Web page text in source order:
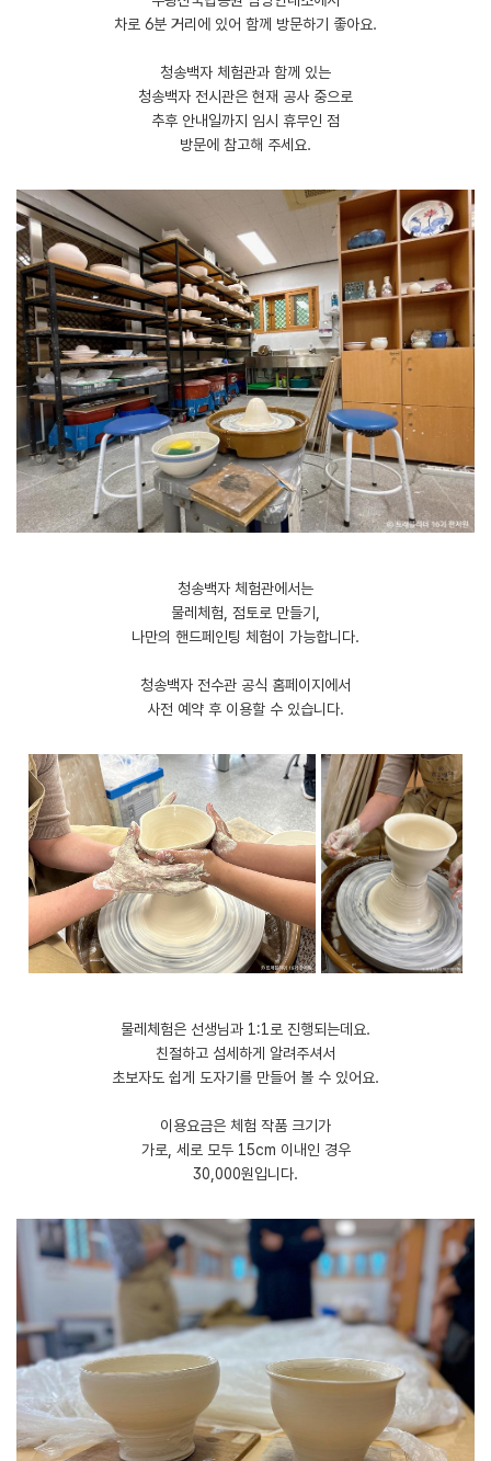
차로 6분 거리에 있어 함께 방문하기 좋아요.
​청송백자 체험관과 함께 있는
청송백자 전시관은 현재 공사 중으로
추후 안내일까지 임시 휴무인 점
방문에 참고해 주세요.
청송백자 체험관에서는
물레체험, 점토로 만들기,
나만의 핸드페인팅 체험이 가능합니다.
​청송백자 전수관 공식 홈페이지에서
사전 예약 후 이용할 수 있습니다.
물레체험은 선생님과 1:1로 진행되는데요.
친절하고 섬세하게 알려주셔서
초보자도 쉽게 도자기를 만들어 볼 수 있어요.
​이용요금은 체험 작품 크기가
가로, 세로 모두 15cm 이내인 경우
30,000원입니다.